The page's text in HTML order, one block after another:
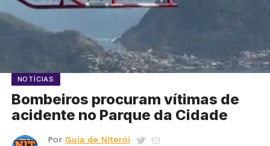
NOTÍCIAS
Bombeiros procuram vítimas de
acidente no Parque da Cidade
Por Guia de Niterói